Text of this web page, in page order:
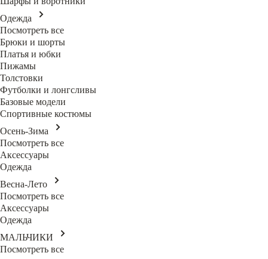
Одежда
Посмотреть все
Брюки и шорты
Платья и юбки
Пижамы
Толстовки
Футболки и лонгсливы
Базовые модели
Спортивные костюмы
Осень-Зима
Посмотреть все
Аксессуары
Одежда
Весна-Лето
Посмотреть все
Аксессуары
Одежда
МАЛЬЧИКИ
Посмотреть все